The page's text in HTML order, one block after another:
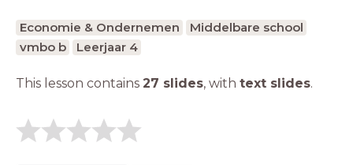
Economie & Ondernemen
Middelbare school
vmbo b
Leerjaar 4
This lesson contains 27 slides, with text slides.